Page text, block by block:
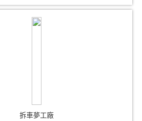
拆車夢工廠